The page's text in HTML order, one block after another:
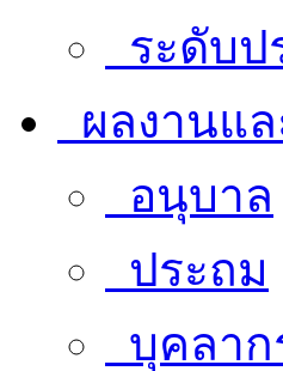
ระดับป
ผลงานแ
อนุบาล
ประถม
บุคลาก